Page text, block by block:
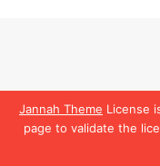
Jannah Theme License
page to validate the